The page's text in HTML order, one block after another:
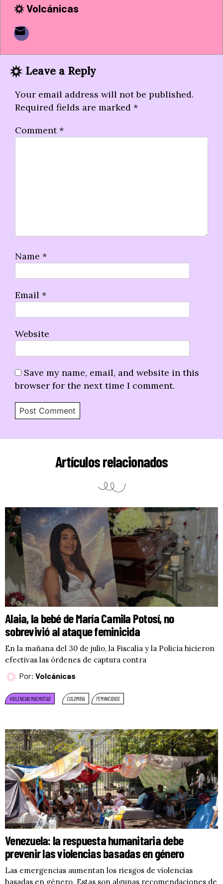
Volcánicas
Leave a Reply
Your email address will not be published.
Required fields are marked *
Comment*
Name *
Email *
Website
Save my name, email, and website in this
browser for the next time I comment.
Artículos relacionados
Alaia, la bebé de María Camila Potosí, no
sobrevivió al ataque feminicida
En la mañana del 30 de julio, la Fiscalía y la Policía hicieron
efectivas las órdenes de captura contra
Por: Volcánicas
VIOLENCIAS MACHISTAS COLOMBIA FEMINICIDIOS
Venezuela: la respuesta humanitaria debe
prevenir las violencias basadas en género
Las emergencias aumentan los riesgos de violencias
basadas en género. Estas son algunas recomendaciones de